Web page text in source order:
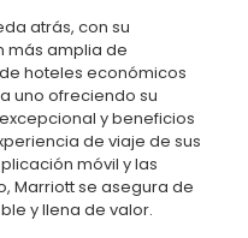
atrás, con su
más amplia de
hoteles económicos
uno ofreciendo su
y beneficios
de viaje de sus
móvil y las
Marriott se asegura de
y llena de valor.